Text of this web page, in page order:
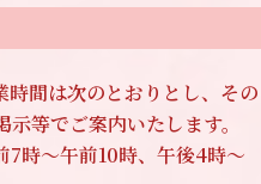
間は次のとおりとし、その
等でご案内いたします。
7時〜午前10時、午後4時〜